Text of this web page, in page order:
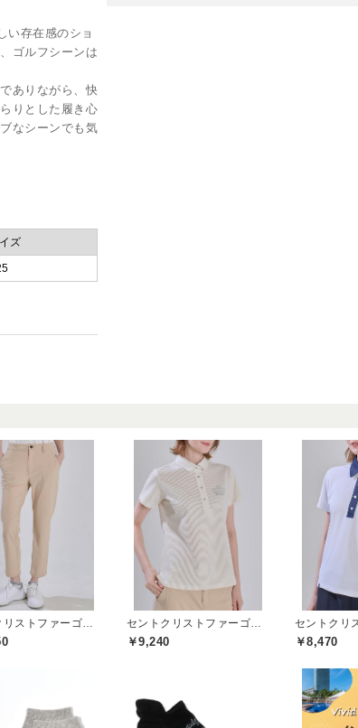
い存在感のショ
ゴルフシーンは
ありながら、快
りとした履き心
なシーンでも気
ズ
￥9,240 ￥8,470